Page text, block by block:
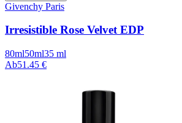
Givenchy Paris
Irresistible Rose Velvet EDP
80ml50ml35 ml
Ab51.45 €